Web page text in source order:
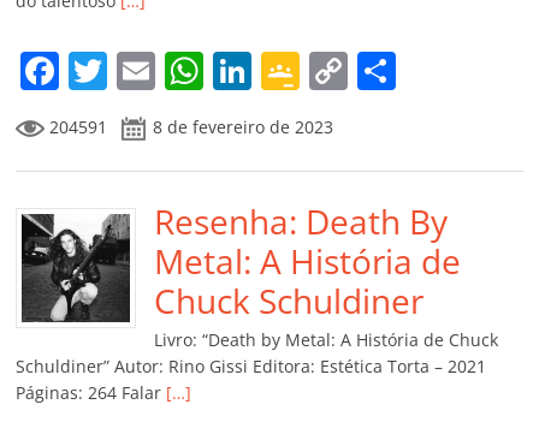
F
a
c
e
b
o
o
k
T
w
itt
er
E
m
ai
l
W
at
s
A
p
p
Li
k
e
dI
n
G
o
o
gl
e
Cl
a
ss
ro
C
y
Li
n
k
p
ar
til
h
ar
204591 8 de fevereiro de 2023
Resenha: Death By
Metal: A História de
Chuck Schuldiner
Livro: “Death by Metal: A História de Chuck
Schuldiner” Autor: Rino Gissi Editora: Estética Torta – 2021
Páginas: 264 Falar […]